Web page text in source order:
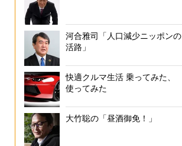
河合雅司「人口減少ニッポンの
活路」
快適クルマ生活 乗ってみた、
使ってみた
大竹聡の「昼酒御免！」